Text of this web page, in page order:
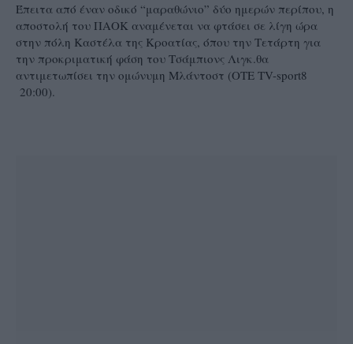
Έπειτα από έναν οδικό “μαραθώνιο” δύο ημερών περίπου, η
αποστολή του ΠΑΟΚ αναμένεται να φτάσει σε λίγη ώρα
στην πόλη Καστέλα της Κροατίας, όπου την Τετάρτη για
την προκριματική φάση του Τσάμπιονς Λιγκ.θα
αντιμετωπίσει την ομώνυμη Μλάντοστ (ΟΤΕ TV-sport8
20:00).